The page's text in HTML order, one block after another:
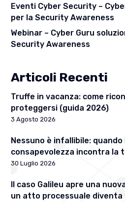
Eventi Cyber Security –
per la Security Awareness
Webinar – Cyber Guru
Security Awareness
Articoli Recenti
Truffe in vacanza: come
proteggersi (guida 2026)
3 Agosto 2026
Nessuno è infallibile: quando
consapevolezza incontra la
30 Luglio 2026
Il caso Galileu apre una
un atto processuale diventa